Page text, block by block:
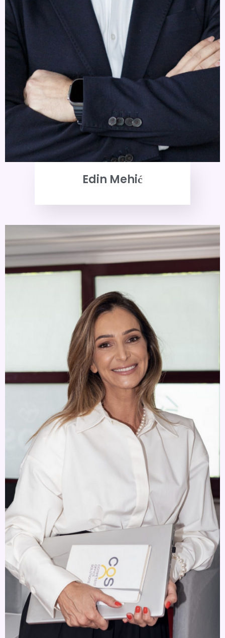
Edin Mehić